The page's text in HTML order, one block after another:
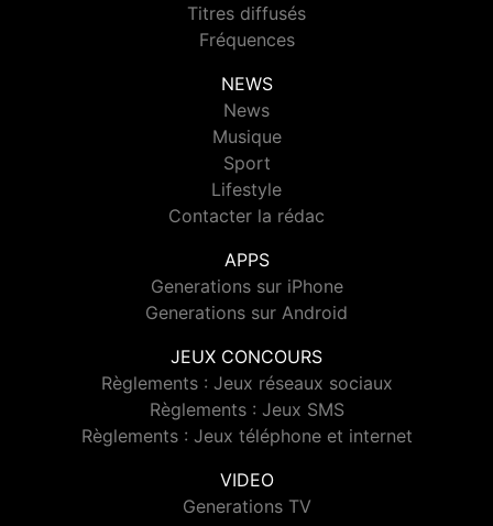
Titres diffusés
Fréquences
NEWS
News
Musique
Sport
Lifestyle
Contacter la rédac
APPS
Generations sur iPhone
Generations sur Android
JEUX CONCOURS
Règlements : Jeux réseaux sociaux
Règlements : Jeux SMS
Règlements : Jeux téléphone et internet
VIDEO
Generations TV